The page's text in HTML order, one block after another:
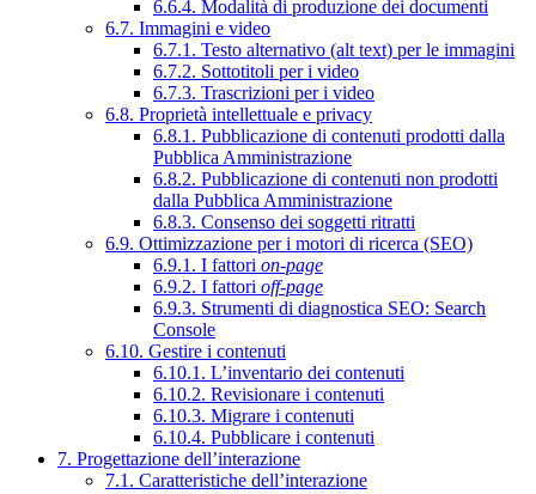
6.6.4. Modalità di produzione dei documenti
6.7. Immagini e video
6.7.1. Testo alternativo (alt text) per le immagini
6.7.2. Sottotitoli per i video
6.7.3. Trascrizioni per i video
6.8. Proprietà intellettuale e privacy
6.8.1. Pubblicazione di contenuti prodotti dalla
Pubblica Amministrazione
6.8.2. Pubblicazione di contenuti non prodotti
dalla Pubblica Amministrazione
6.8.3. Consenso dei soggetti ritratti
6.9. Ottimizzazione per i motori di ricerca (SEO)
6.9.1. I fattori on-page
6.9.2. I fattori off-page
6.9.3. Strumenti di diagnostica SEO: Search
Console
6.10. Gestire i contenuti
6.10.1. L’inventario dei contenuti
6.10.2. Revisionare i contenuti
6.10.3. Migrare i contenuti
6.10.4. Pubblicare i contenuti
7. Progettazione dell’interazione
7.1. Caratteristiche dell’interazione